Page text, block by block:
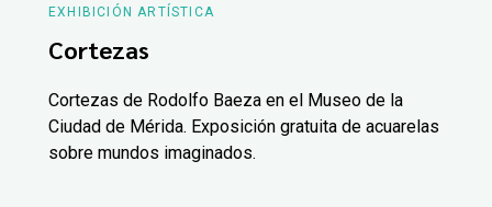
EXHIBICIÓN ARTÍSTICA
Cortezas
Cortezas de Rodolfo Baeza en el Museo de la
Ciudad de Mérida. Exposición gratuita de acuarelas
sobre mundos imaginados.